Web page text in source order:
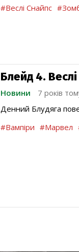
#Веслі Снайпс
Блейд 4.
Новини
7 років
Денний Блудяга
#Вампіри #Марвел